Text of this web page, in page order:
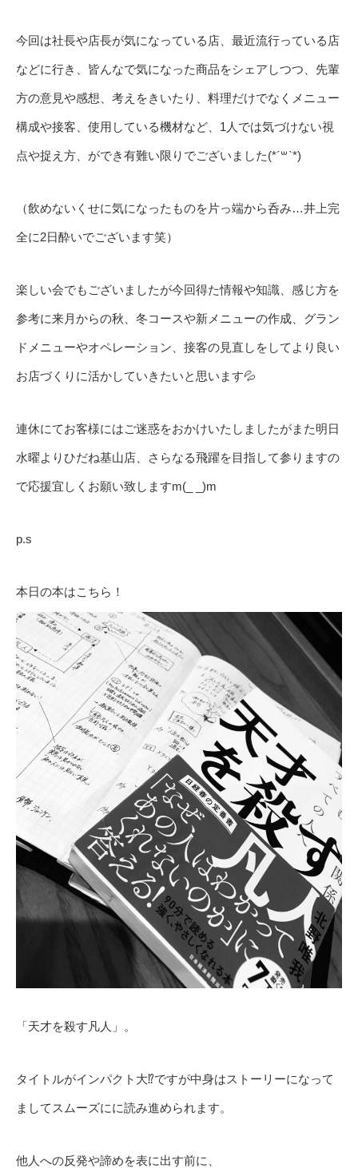
今回は社長や店長が気になっている店、最近流行っている店
などに行き、皆んなで気になった商品をシェアしつつ、先輩
方の意見や感想、考えをきいたり、料理だけでなくメニュー
構成や接客、使用している機材など、1人では気づけない視
点や捉え方、ができ有難い限りでございました(*´꒳`*)
（飲めないくせに気になったものを片っ端から呑み…井上完
全に2日酔いでございます笑）
楽しい会でもございましたが今回得た情報や知識、感じ方を
参考に来月からの秋、冬コースや新メニューの作成、グラン
ドメニューやオペレーション、接客の見直しをしてより良い
お店づくりに活かしていきたいと思います💦
連休にてお客様にはご迷惑をおかけいたしましたがまた明日
水曜よりひだね基山店、さらなる飛躍を目指して参りますの
で応援宜しくお願い致しますm(_ _)m
p.s
本日の本はこちら！
「天才を殺す凡人」。
タイトルがインパクト大⁉️ですが中身はストーリーになって
ましてスムーズにに読み進められます。
他人への反発や諦めを表に出す前に、